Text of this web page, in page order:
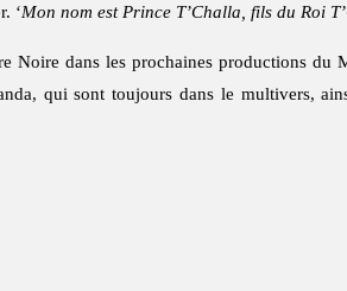
‘Mon nom est Prince T’Challa, fils du Roi
Noire dans les prochaines productions
qui sont toujours dans le multivers,